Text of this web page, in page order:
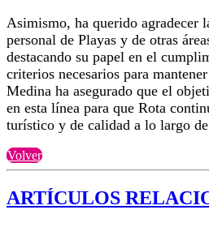
Asimismo, ha querido agradecer
personal de Playas y de otras
destacando su papel en el
criterios necesarios para
Medina ha asegurado que el
en esta línea para que Rota
turístico y de calidad a lo largo
Volver
ARTÍCULOS